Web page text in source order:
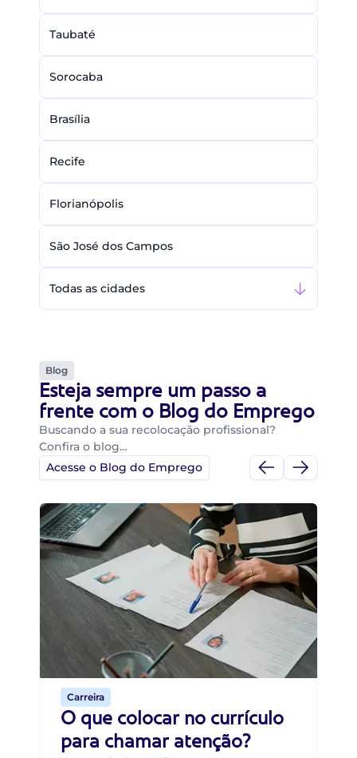
Taubaté
Sorocaba
Brasília
Recife
Florianópolis
São José dos Campos
Todas as cidades
Blog
Esteja sempre um passo a
frente com o Blog do Emprego
Buscando a sua recolocação profissional?
Confira o blog…
Acesse o Blog do Emprego
Carreira
O que colocar no currículo
para chamar atenção?